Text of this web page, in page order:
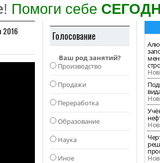
! Помоги себе
2016
Голосование
Ваш род занятий?
Производство
Продажи
Переработка
Образование
Наука
Иное